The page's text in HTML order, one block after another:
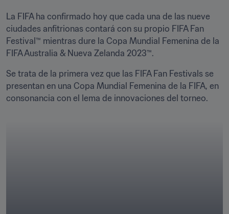
La FIFA ha confirmado hoy que cada una de las nueve
ciudades anfitrionas contará con su propio FIFA Fan
Festival™ mientras dure la Copa Mundial Femenina de la
FIFA Australia & Nueva Zelanda 2023™.
Se trata de la primera vez que las FIFA Fan Festivals se
presentan en una Copa Mundial Femenina de la FIFA, en
consonancia con el lema de innovaciones del torneo.